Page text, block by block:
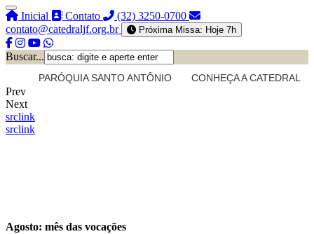
Inicial Contato
(32) 3250-0700
contato@catedraljf.org.br
Próxima Missa: Hoje 7h
Buscar...
PARÓQUIA SANTO ANTÔNIO CONHEÇA A CATEDRAL
Prev
Next
srclink
srclink
Agosto: mês das vocações